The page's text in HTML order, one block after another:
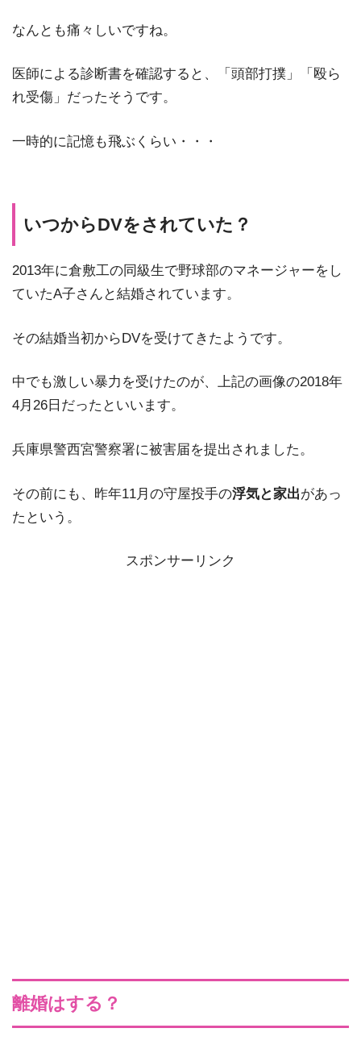
なんとも痛々しいですね。
医師による診断書を確認すると、「頭部打撲」「殴ら
れ受傷」だったそうです。
一時的に記憶も飛ぶくらい・・・
いつからDVをされていた？
2013年に倉敷工の同級生で野球部のマネージャーをし
ていたA子さんと結婚されています。
その結婚当初からDVを受けてきたようです。
中でも激しい暴力を受けたのが、上記の画像の2018年
4月26日だったといいます。
兵庫県警西宮警察署に被害届を提出されました。
その前にも、昨年11月の守屋投手の浮気と家出があっ
たという。
スポンサーリンク
離婚はする？